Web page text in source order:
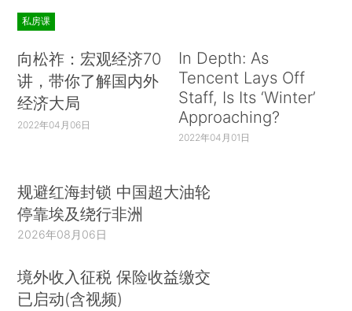
私房课
向松祚：宏观经济70
讲，带你了解国内外
经济大局
2022年04月06日
In Depth: As
Tencent Lays Off
Staff, Is Its ‘Winter’
Approaching?
2022年04月01日
规避红海封锁 中国超大油轮
停靠埃及绕行非洲
2026年08月06日
境外收入征税 保险收益缴交
已启动(含视频)